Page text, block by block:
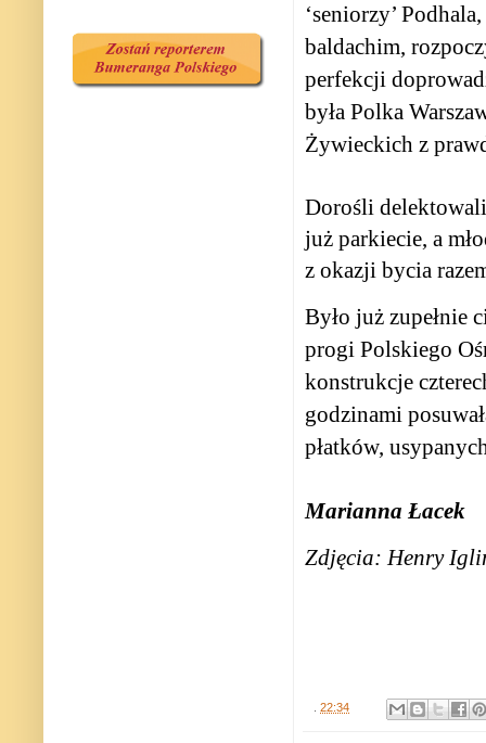
‘seniorzy’
baldachim,
perfekcji
była Polka
Żywieckich z
Dorośli delektowali
już parkiecie, a
z okazji bycia
Było już zupełnie
progi Polskiego
konstrukcje
godzinami
płatków,
Marianna Łacek
Zdjęcia: Henry
. 22:34